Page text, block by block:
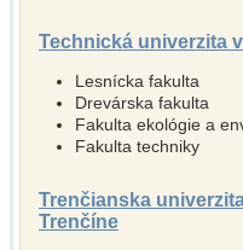
Technická univerzita
Lesnícka fakulta
Drevárska fakulta
Fakulta ekológie a
Fakulta techniky
Trenčianska
Trenčíne